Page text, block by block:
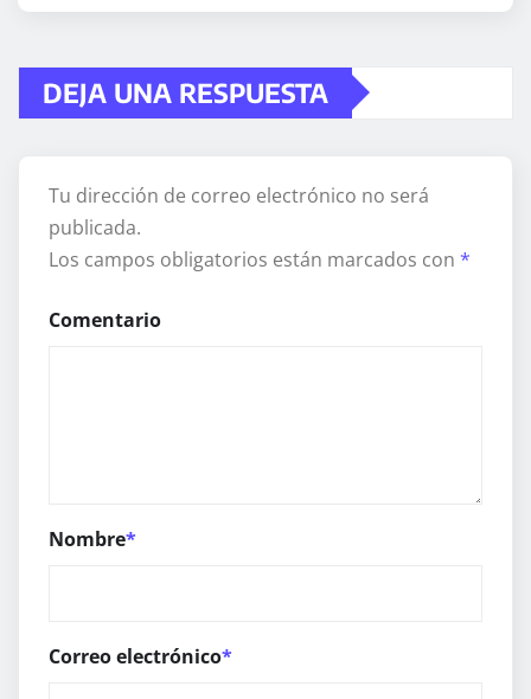
DEJA UNA RESPUESTA
Tu dirección de correo electrónico no será
publicada.
Los campos obligatorios están marcados con *
Comentario
Nombre*
Correo electrónico*